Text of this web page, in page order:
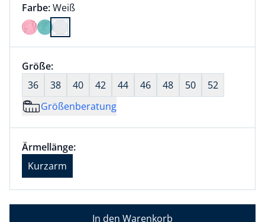
Farbauswahl:
Farbe:aktuell ausgewählt:
Weiß
Farbe Weiß ausgewählt
Größenauswahl:
Größe:nichts ausgewählt
36
38 40 42 44 46 48 50
52
Größenberatung
Größenauswahl:
Ärmellänge:
Ärmellänge Kurzarm ausgewählt
Kurzarm
In den Warenkorb